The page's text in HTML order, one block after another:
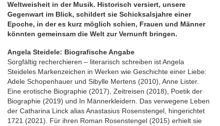
Weltweisheit in der Musik. Historisch versiert, unsere
Gegenwart im Blick, schildert sie Schicksalsjahre einer
Epoche, in der es kurz möglich schien, Frauen und Männer
könnten gemeinsam die Welt zur Vernunft bringen.
Angela Steidele: Biografische Angabe
Sorgfältig recherchieren – literarisch schreiben ist Angela
Steideles Markenzeichen in Werken wie Geschichte einer Liebe:
Adele Schopenhauer und Sibylle Mertens (2010), Anne Lister.
Eine erotische Biographie (2017), Zeitreisen (2018), Poetik der
Biographie (2019) und In Männerkleidern. Das verwegene Leben
der Catharina Linck alias Anastasius Rosenstengel, hingerichtet
1721 (2021). Für ihren Roman Rosenstengel (2015) erhielt sie